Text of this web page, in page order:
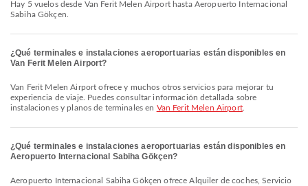
Hay 5 vuelos desde Van Ferit Melen Airport hasta Aeropuerto Internacional
Sabiha Gökçen.
¿Qué terminales e instalaciones aeroportuarias están disponibles en
Van Ferit Melen Airport?
Van Ferit Melen Airport ofrece y muchos otros servicios para mejorar tu
experiencia de viaje. Puedes consultar información detallada sobre
instalaciones y planos de terminales en Van Ferit Melen Airport.
¿Qué terminales e instalaciones aeroportuarias están disponibles en
Aeropuerto Internacional Sabiha Gökçen?
Aeropuerto Internacional Sabiha Gökçen ofrece Alquiler de coches, Servicio